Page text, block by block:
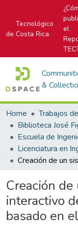
Tecnológico
de Costa Rica
el
&
Home
Trabajos
Creación
interactivo
basado en